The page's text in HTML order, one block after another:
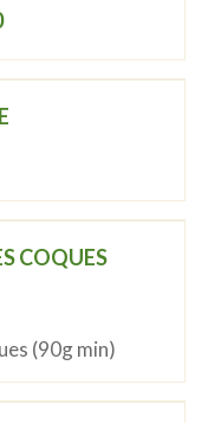
COQUES
(90g min)